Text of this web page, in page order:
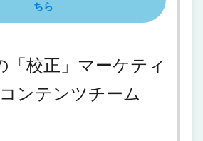
ちら
「校正」マーケティ
ンテンツチーム